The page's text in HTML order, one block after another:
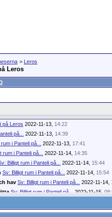
> Leros
Leros
på Leros 2022-11-13, 14:22
på... 2022-11-13, 14:39
i Panteli på... 2022-11-13, 17:41
rum i Panteli på... 2022-11-14, 14:35
Billigt rum i Panteli på... 2022-11-14, 15:44
Sv: Billigt rum i Panteli på... 2022-11-14, 15:54
hav Sv: Billigt rum i Panteli på... 2022-11-14,
Sv: Billigt rum i Panteli på... 2022-11-15,
sjöborren Sv: Billigt rum i Panteli på...